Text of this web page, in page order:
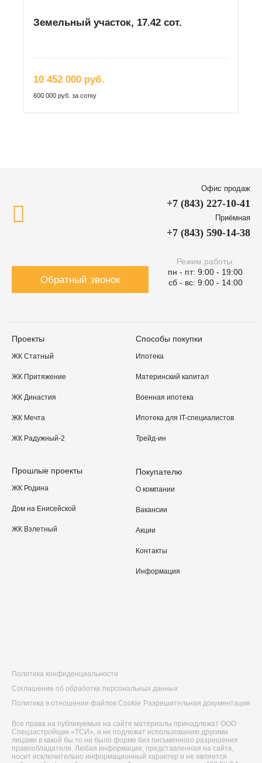
Земельный участок, 17.42 сот.
10 452 000 руб.
600 000 руб. за сотку
Офис продаж
+7 (843) 227-10-41
Приёмная
+7 (843) 590-14-38
Обратный звонок
Режим работы:
пн - пт: 9:00 - 19:00
сб - вс: 9:00 - 14:00
Проекты
ЖК Статный
ЖК Притяжение
ЖК Династия
ЖК Мечта
ЖК Радужный-2
Прошлые проекты
ЖК Родина
Дом на Енисейской
ЖК Взлетный
Способы покупки
Ипотека
Материнский капитал
Военная ипотека
Ипотека для IT-специалистов
Трейд-ин
Покупателю
О компании
Вакансии
Акции
Контакты
Информация
Политика конфиденциальности
Соглашение об обработке персональных данных
Политика в отношении файлов Cookie Разрешительная документация
Все права на публикуемые на сайте материалы принадлежат ООО
Спецзастройщик «ТСИ», и не подлежат использованию другими
лицами в какой бы то ни было форме без письменного разрешения
правообладателя. Любая информация, представленная на сайте,
носит исключительно информационный характер и не является